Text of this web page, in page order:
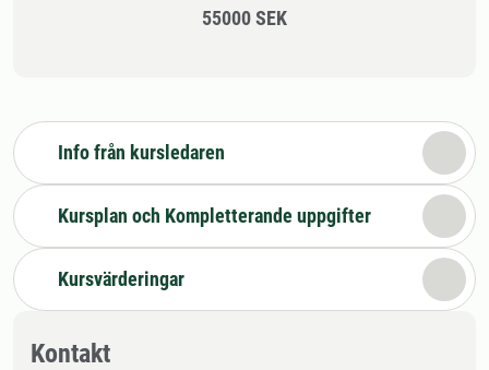
55000 SEK
Info från kursledaren
Kursplan och Kompletterande uppgifter
Kursvärderingar
Kontakt